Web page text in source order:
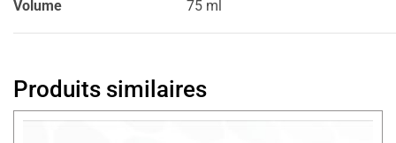
Volume 75 ml
Produits similaires